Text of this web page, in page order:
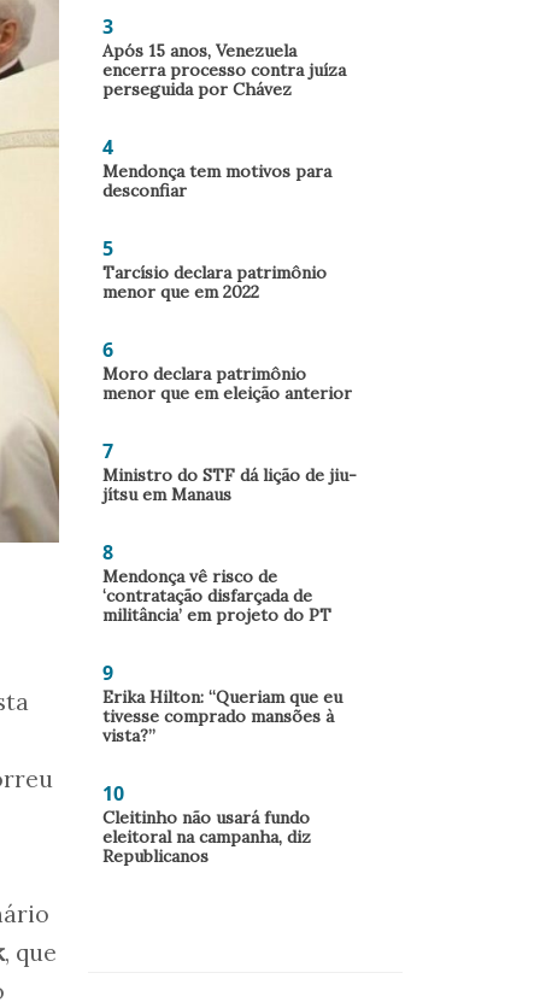
, que
3
Após 15 anos, Venezuela
encerra processo contra juíza
perseguida por Chávez
4
Mendonça tem motivos para
desconfiar
5
Tarcísio declara patrimônio
menor que em 2022
6
Moro declara patrimônio
menor que em eleição anterior
7
Ministro do STF dá lição de jiu-
jítsu em Manaus
8
Mendonça vê risco de
‘contratação disfarçada de
militância’ em projeto do PT
9
Erika Hilton: “Queriam que eu
tivesse comprado mansões à
vista?”
10
Cleitinho não usará fundo
eleitoral na campanha, diz
Republicanos